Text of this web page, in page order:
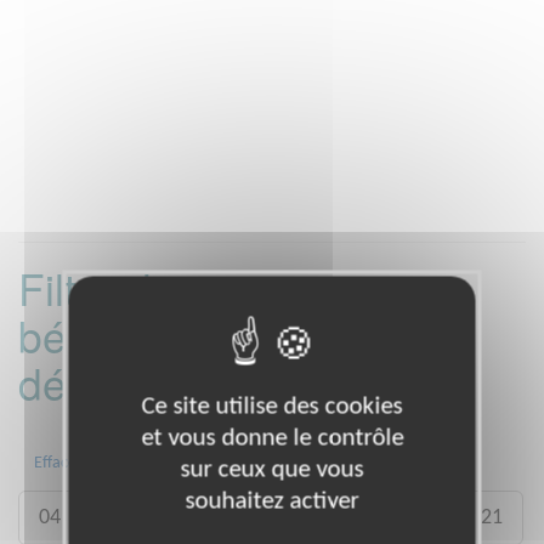
Filtrer les missions
bénévoles par
département :
Effacer Toute la France 01 02
04 21
Ce site utilise des cookies
et vous donne le contrôle
sur ceux que vous
souhaitez activer